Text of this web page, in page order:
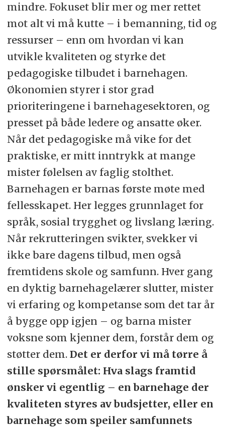
mindre. Fokuset blir mer og mer rettet
mot alt vi må kutte – i bemanning, tid og
ressurser – enn om hvordan vi kan
utvikle kvaliteten og styrke det
pedagogiske tilbudet i barnehagen.
Økonomien styrer i stor grad
prioriteringene i barnehagesektoren, og
presset på både ledere og ansatte øker.
Når det pedagogiske må vike for det
praktiske, er mitt inntrykk at mange
mister følelsen av faglig stolthet.
Barnehagen er barnas første møte med
fellesskapet. Her legges grunnlaget for
språk, sosial trygghet og livslang læring.
Når rekrutteringen svikter, svekker vi
ikke bare dagens tilbud, men også
fremtidens skole og samfunn. Hver gang
en dyktig barnehagelærer slutter, mister
vi erfaring og kompetanse som det tar år
å bygge opp igjen – og barna mister
voksne som kjenner dem, forstår dem og
støtter dem. Det er derfor vi må tørre å
stille spørsmålet: Hva slags framtid
ønsker vi egentlig – en barnehage der
kvaliteten styres av budsjetter, eller en
barnehage som speiler samfunnets